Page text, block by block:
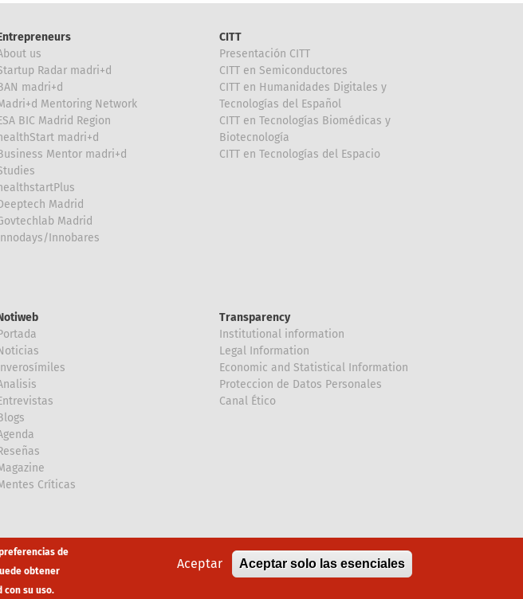
us
Radar madri+d
madri+d
Mentoring Network
BIC Madrid Region
healthStart madri+d
Mentor madri+d
healthstartPlus
Madrid
Madrid
Innobares
CITT
Presentación CITT
CITT en Semiconductores
CITT en Humanidades Digitales y
Tecnologías del Español
CITT en Tecnologías Biomédicas y
Biotecnología
CITT en Tecnologías del Espacio
Críticas
Transparency
Institutional information
Legal Information
Economic and Statistical Information
Proteccion de Datos Personales
Canal Ético
de
obtener
con su uso.
Aceptar Aceptar solo las esenciales